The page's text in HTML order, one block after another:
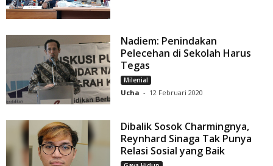
Nadiem: Penindakan
Pelecehan di Sekolah Harus
Tegas
Milenial
Ucha - 12 Februari 2020
Dibalik Sosok Charmingnya,
Reynhard Sinaga Tak Punya
Relasi Sosial yang Baik